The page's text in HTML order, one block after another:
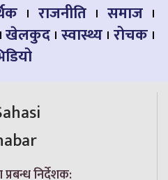
राजनीति
समाज
खेलकुद स्वास्थ्य रोचक
निर्देशक: